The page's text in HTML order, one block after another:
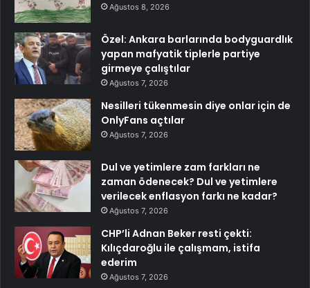
Ağustos 8, 2026
Özel: Ankara barlarında bodyguardlık
yapan mafyatik tiplerle partiye
girmeye çalıştılar
Ağustos 7, 2026
Nesilleri tükenmesin diye onlar için de
OnlyFans açtılar
Ağustos 7, 2026
Dul ve yetimlere zam farkları ne
zaman ödenecek? Dul ve yetimlere
verilecek enflasyon farkı ne kadar?
Ağustos 7, 2026
CHP’li Adnan Beker resti çekti:
Kılıçdaroğlu ile çalışmam, istifa
ederim
Ağustos 7, 2026